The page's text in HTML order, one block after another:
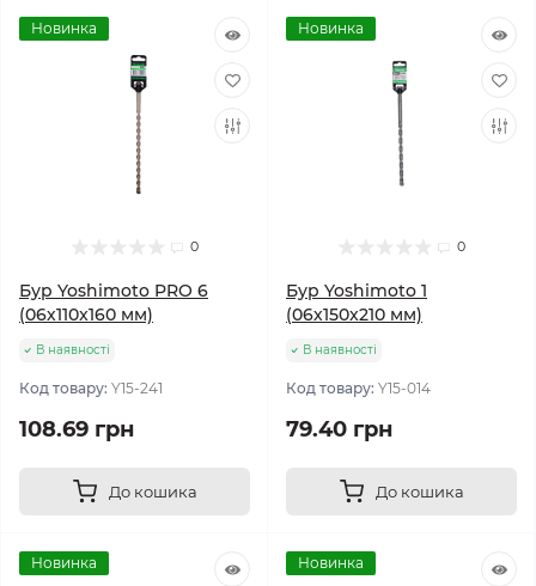
Новинка
0
Бур Yoshimoto PRO 6
(06х110x160 мм)
В наявності
Код товару: Y15-241
108.69 грн
До кошика
Новинка
0
Бур Yoshimoto 1
(06х150x210 мм)
В наявності
Код товару: Y15-014
79.40 грн
До кошика
Новинка Новинка